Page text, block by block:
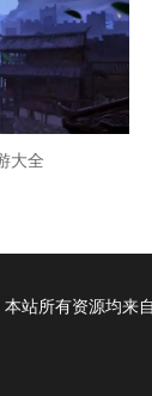
大全
本站所有资源均来